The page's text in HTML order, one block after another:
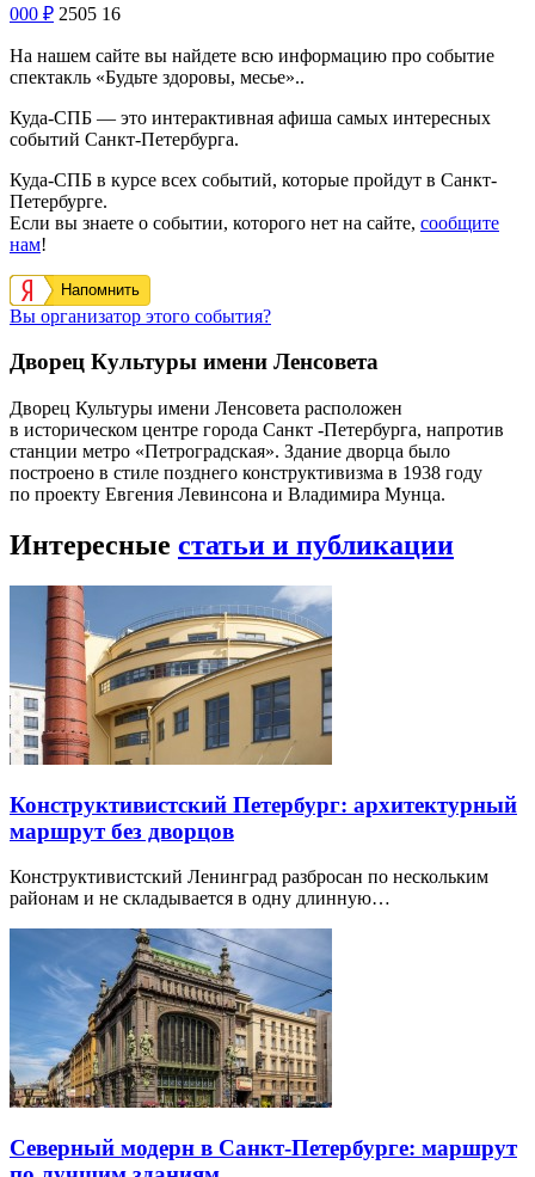
000 ₽ 2505 16
На нашем сайте вы найдете всю информацию про событие
спектакль «Будьте здоровы, месье»..
Куда-СПБ — это интерактивная афиша самых интересных
событий Санкт-Петербурга.
Куда-СПБ в курсе всех событий, которые пройдут в Санкт-
Петербурге.
Если вы знаете о событии, которого нет на сайте, сообщите
нам!
Напомнить
Вы организатор этого события?
Дворец Культуры имени Ленсовета
Дворец Культуры имени Ленсовета расположен
в историческом центре города Санкт -Петербурга, напротив
станции метро «Петроградская». Здание дворца было
построено в стиле позднего конструктивизма в 1938 году
по проекту Евгения Левинсона и Владимира Мунца.
Интересные статьи и публикации
Конструктивистский Петербург: архитектурный
маршрут без дворцов
Конструктивистский Ленинград разбросан по нескольким
районам и не складывается в одну длинную…
Северный модерн в Санкт-Петербурге: маршрут